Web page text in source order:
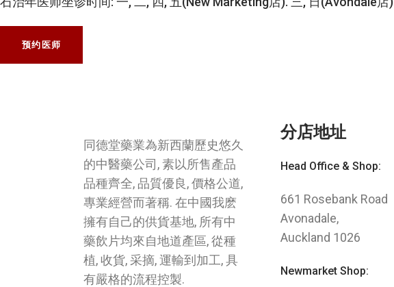
预约医师
同德堂藥業為新西蘭歷史悠久
的中醫藥公司, 素以所售產品
品種齊全, 品質優良, 價格公道,
專業經營而著稱. 在中國我麽
擁有自己的供貨基地, 所有中
藥飲片均來自地道產區, 從種
植, 收貨, 采摘, 運輸到加工, 具
有嚴格的流程控製.
分店地址
Head Office & Shop:
661 Rosebank Road
Avonadale,
Auckland 1026
Newmarket Shop: